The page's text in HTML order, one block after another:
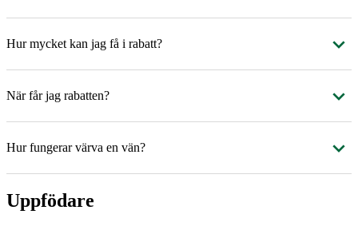
Hur mycket kan jag få i rabatt?
När får jag rabatten?
Hur fungerar värva en vän?
Uppfödare